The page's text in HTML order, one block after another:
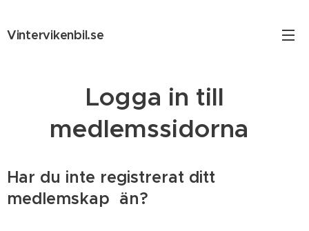
Vintervikenbil.se
Logga in till
medlemssidorna
Har du inte registrerat ditt
medlemskap än?